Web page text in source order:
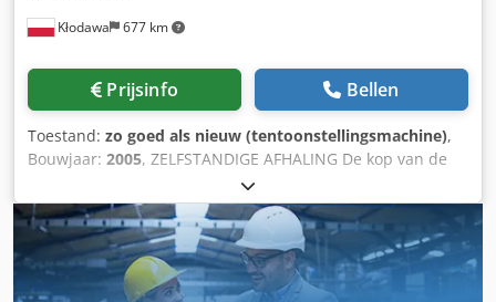
Kłodawa 677 km
Prijsinfo Bellen
Toestand: zo goed als nieuw (tentoonstellingsmachine),
Bouwjaar: 2005, ZELFSTANDIGE AFHALING De kop van de
voorwaartse beweging is bevestigd aan geleiders met een
gehard cilindrisch oppervlak en een extra glad oppervlak.
Het vermogen van de driefasige motor is 3 pk, 2800 tpm.
Uitgaande zaagbladen met snijkoppen. Voedingsschijven.
verzendkosten voor rekening van de klant SEMI-
AUTOMATISCHE DUBBELE KAPZAAG Technische gegevens: